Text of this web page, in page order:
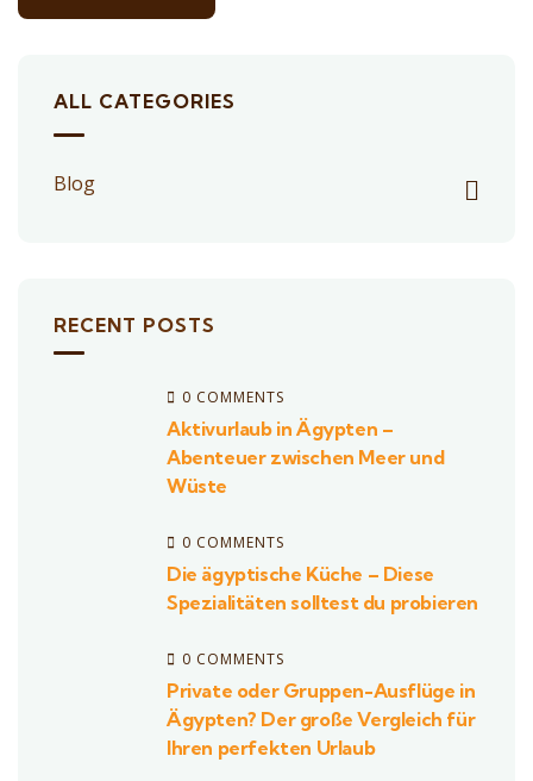
ALL CATEGORIES
Blog
RECENT POSTS
0 COMMENTS
Aktivurlaub in Ägypten –
Abenteuer zwischen Meer und
Wüste
0 COMMENTS
Die ägyptische Küche – Diese
Spezialitäten solltest du probieren
0 COMMENTS
Private oder Gruppen-Ausflüge in
Ägypten? Der große Vergleich für
Ihren perfekten Urlaub